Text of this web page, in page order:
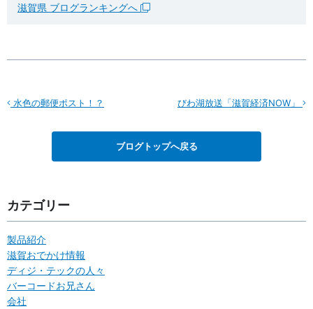
滋賀県 ブログランキングへ
水色の郵便ポスト！？ びわ湖放送「滋賀経済NOW」
ブログトップへ戻る
カテゴリー
製品紹介
滋賀おでかけ情報
ディジ・テックの人々
バーコードお兄さん
会社